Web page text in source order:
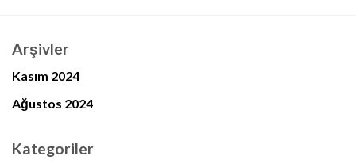
Arşivler
Kasım 2024
Ağustos 2024
Kategoriler